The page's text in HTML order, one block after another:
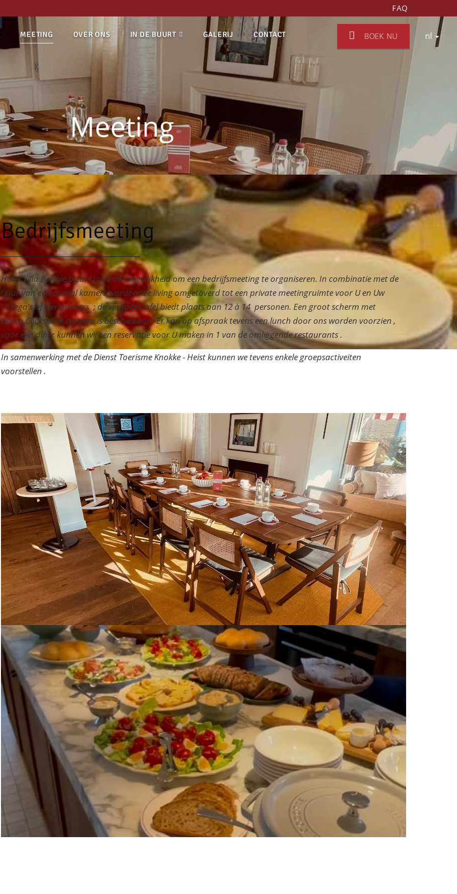
FAQ
MEETING OVER ONS IN DE BUURT GALERIJ CONTACT BOEK NU nl
Meeting
Bedrijfsmeeting
Hotel Villa Bonnie biedt U ook de mogelijkheid om een bedrijfsmeeting te organiseren. In combinatie met de
huur van een aantal kamers wordt onze living omgetoverd tot een private meetingruimte voor U en Uw
collega's of werknemers ; de vergadertafel biedt plaats aan 12 à 14 personen. Een groot scherm met
Barco Clickshare systeem is beschikbaar . Er kan op afspraak tevens een lunch door ons worden voorzien ,
voor een diner kunnen wij een reservatie voor U maken in 1 van de omliggende restaurants .
In samenwerking met de Dienst Toerisme Knokke - Heist kunnen we tevens enkele groepsactiveiten
voorstellen .